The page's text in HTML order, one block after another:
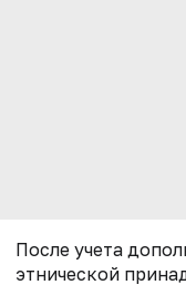
После учета
этнической